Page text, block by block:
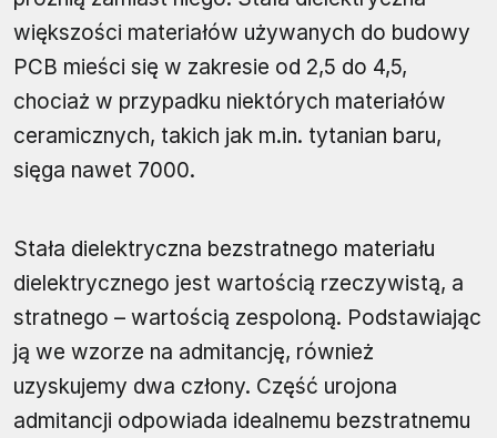
większości materiałów używanych do budowy
PCB mieści się w zakresie od 2,5 do 4,5,
chociaż w przypadku niektórych materiałów
ceramicznych, takich jak m.in. tytanian baru,
sięga nawet 7000.
Stała dielektryczna bezstratnego materiału
dielektrycznego jest wartością rzeczywistą, a
stratnego – wartością zespoloną. Podstawiając
ją we wzorze na admitancję, również
uzyskujemy dwa człony. Część urojona
admitancji odpowiada idealnemu bezstratnemu